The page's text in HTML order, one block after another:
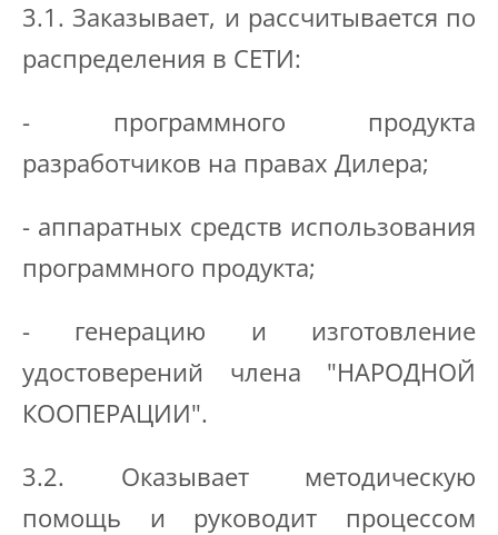
3.1. Заказывает, и рассчитывается по
распределения в СЕТИ:
- программного продукта
разработчиков на правах Дилера;
- аппаратных средств использования
программного продукта;
- генерацию и изготовление
удостоверений члена "НАРОДНОЙ
КООПЕРАЦИИ".
3.2. Оказывает методическую
помощь и руководит процессом